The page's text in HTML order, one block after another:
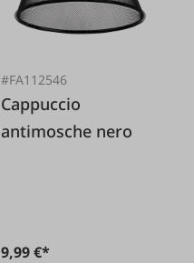
#FA112546
Cappuccio
antimosche nero
9,99 €*